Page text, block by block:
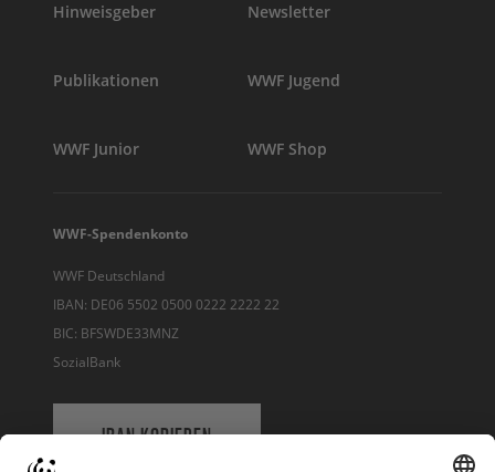
Hinweisgeber Newsletter
Publikationen WWF Jugend
WWF Junior WWF Shop
WWF-Spendenkonto
WWF Deutschland
IBAN: DE06 5502 0500 0222 2222 22
BIC: BFSWDE33MNZ
SozialBank
IBAN KOPIEREN